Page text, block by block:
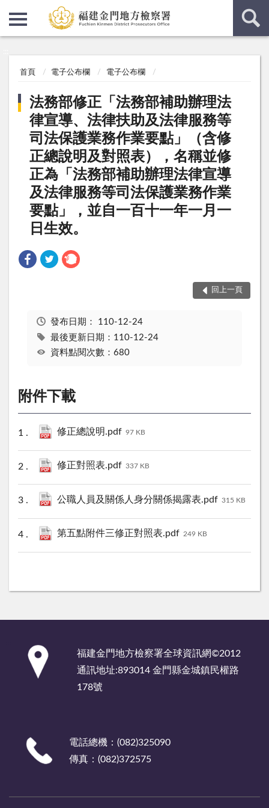
首頁 電子公布欄 電子公布欄
法務部修正「法務部補助辦理法
律宣導、法律扶助及法律服務等
司法保護業務作業要點」（含修
正總說明及對照表），名稱並修
正為「法務部補助辦理法律宣導
及法律服務等司法保護業務作業
要點」，並自一百十一年一月一
日生效。
回上一頁
發布日期： 110-12-24
最後更新日期：110-12-24
資料點閱次數：680
附件下載
修正總說明.pdf 97 KB
修正對照表.pdf 337 KB
公職人員及關係人身分關係揭露表.pdf 315 KB
第五點附件三修正對照表.pdf 249 KB
福建金門地方檢察署全球資訊網©2012
通訊地址:893014 金門縣金城鎮民權路
178號
電話總機：(082)325090
傳真：(082)372575